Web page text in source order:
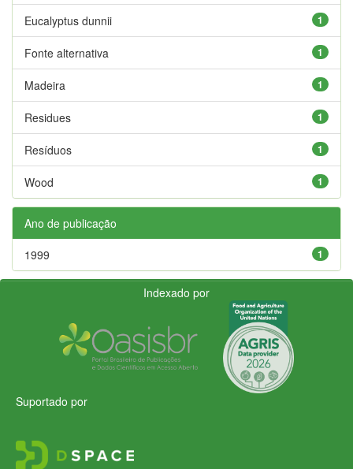
1
Eucalyptus dunnii
1
Fonte alternativa
1
Madeira
1
Residues
1
Resíduos
1
Wood
Ano de publicação
1
1999
Indexado por
Suportado por